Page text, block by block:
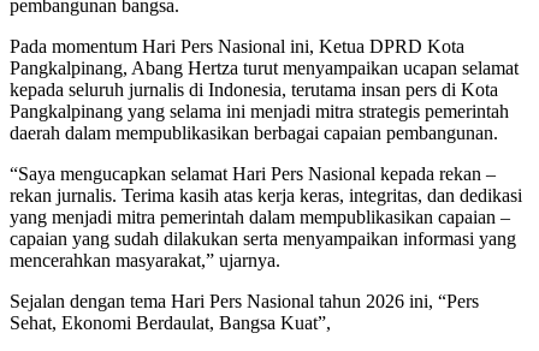
pembangunan bangsa.
Pada momentum Hari Pers Nasional ini, Ketua DPRD Kota
Pangkalpinang, Abang Hertza turut menyampaikan ucapan selamat
kepada seluruh jurnalis di Indonesia, terutama insan pers di Kota
Pangkalpinang yang selama ini menjadi mitra strategis pemerintah
daerah dalam mempublikasikan berbagai capaian pembangunan.
“Saya mengucapkan selamat Hari Pers Nasional kepada rekan –
rekan jurnalis. Terima kasih atas kerja keras, integritas, dan dedikasi
yang menjadi mitra pemerintah dalam mempublikasikan capaian –
capaian yang sudah dilakukan serta menyampaikan informasi yang
mencerahkan masyarakat,” ujarnya.
Sejalan dengan tema Hari Pers Nasional tahun 2026 ini, “Pers
Sehat, Ekonomi Berdaulat, Bangsa Kuat”,